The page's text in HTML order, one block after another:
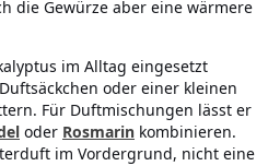
die Gewürze aber eine wärmere
im Alltag eingesetzt
oder einer kleinen
Für Duftmischungen lässt er
oder Rosmarin kombinieren.
im Vordergrund, nicht eine